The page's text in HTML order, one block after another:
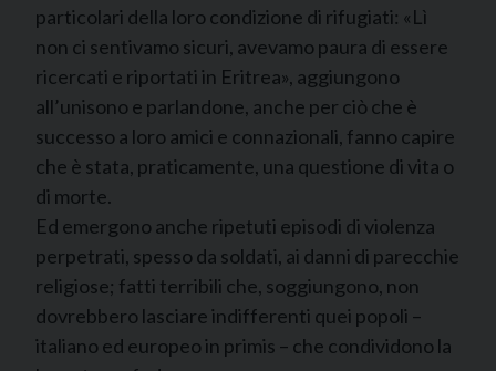
particolari della loro condizione di rifugiati: «Lì
non ci sentivamo sicuri, avevamo paura di essere
ricercati e riportati in Eritrea», aggiungono
all’unisono e parlandone, anche per ciò che è
successo a loro amici e connazionali, fanno capire
che è stata, praticamente, una questione di vita o
di morte.
Ed emergono anche ripetuti episodi di violenza
perpetrati, spesso da soldati, ai danni di parecchie
religiose; fatti terribili che, soggiungono, non
dovrebbero lasciare indifferenti quei popoli –
italiano ed europeo in primis – che condividono la